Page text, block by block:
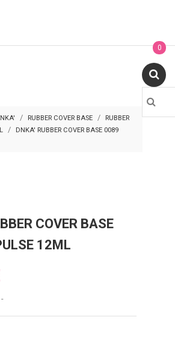
0
RUBBER COVER BASE
RUBBER
DNKA' RUBBER COVER BASE 0089
COVER BASE
12ML